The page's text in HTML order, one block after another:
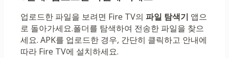
업로드한 파일을 보려면 Fire TV의 파일 탐색기 앱으
로 돌아가세요.폴더를 탐색하여 전송한 파일을 찾으
세요. APK를 업로드한 경우, 간단히 클릭하고 안내에
따라 Fire TV에 ​​설치하세요.